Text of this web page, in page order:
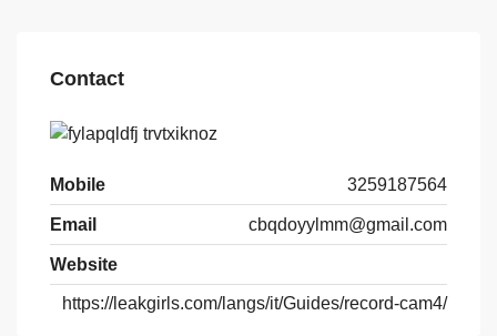
Contact
Mobile 3259187564
Email cbqdoyylmm@gmail.com
Website
https://leakgirls.com/langs/it/Guides/record-cam4/